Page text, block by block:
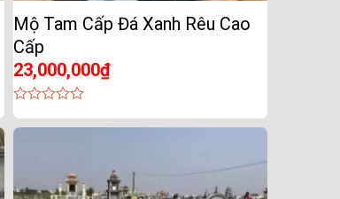
Mộ Tam Cấp Đá Xanh Rêu Cao
Cấp
23,000,000₫
0
out